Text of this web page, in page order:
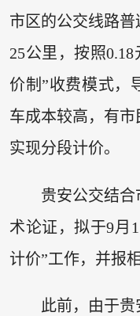
市区的公交线路
25公里，按照
价制”收费模式，
车成本较高，有
实现分段计价。
贵安公交结
术论证，拟于9月
计价”工作，并报
此前，由于